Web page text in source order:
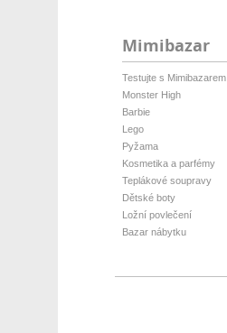
Mimibazar
Testujte s Mimibazarem
Monster High
Barbie
Lego
Pyžama
Kosmetika a parfémy
Teplákové soupravy
Dětské boty
Ložní povlečení
Bazar nábytku